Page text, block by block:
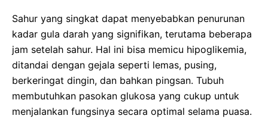
Sahur yang singkat dapat menyebabkan penurunan
kadar gula darah yang signifikan, terutama beberapa
jam setelah sahur. Hal ini bisa memicu hipoglikemia,
ditandai dengan gejala seperti lemas, pusing,
berkeringat dingin, dan bahkan pingsan. Tubuh
membutuhkan pasokan glukosa yang cukup untuk
menjalankan fungsinya secara optimal selama puasa.